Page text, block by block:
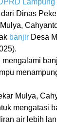
Dinas
banjir Desa
Mulya,
mengatasi
air lebih